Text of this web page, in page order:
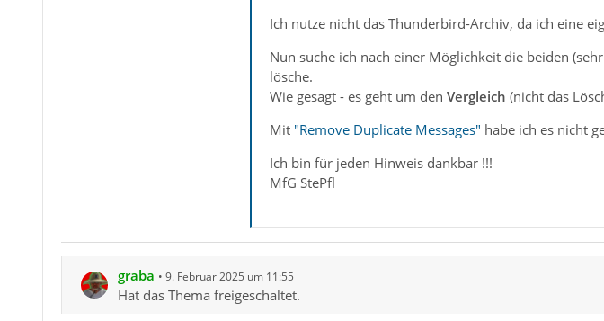
Ich nutze nicht das Thunderbird-Archiv, da ich eine
Nun suche ich nach einer Möglichkeit die beiden
lösche.
Wie gesagt - es geht um den Vergleich (nicht das
Mit "Remove Duplicate Messages" habe ich es nicht
Ich bin für jeden Hinweis dankbar !!!
MfG StePfl
graba 9. Februar 2025 um 11:55
Hat das Thema freigeschaltet.